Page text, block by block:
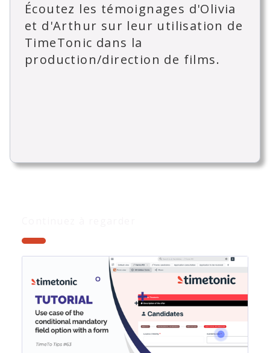
Écoutez les témoignages d'Olivia
et d'Arthur sur leur utilisation de
TimeTonic dans la
production/direction de films.